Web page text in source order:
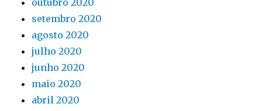
outubro 2020
setembro 2020
agosto 2020
julho 2020
junho 2020
maio 2020
abril 2020